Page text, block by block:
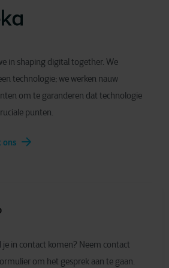
in shaping digital together. We
technologie; we werken nauw
om te garanderen dat technologie
punten.
ons
je in contact komen? Neem contact
om het gesprek aan te gaan.